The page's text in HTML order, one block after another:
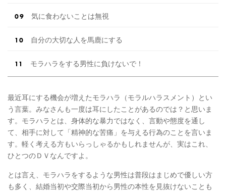
気に食わないことは無視
自分の大切な人を馬鹿にする
モラハラをする男性に負けないで！
最近耳にする機会が増えたモラハラ（モラルハラスメント）とい
う言葉。みなさんも一度は耳にしたことがあるのでは？と思いま
す。モラハラとは、身体的な暴力ではなく、言動や態度を通し
て、相手に対して「精神的な苦痛」を与える行為のことを言いま
す。軽く考える方もいらっしゃるかもしれませんが、実はこれ、
ひとつのＤＶなんですよ。
とは言え、モラハラをするような男性は普段はまじめで優しい方
も多く、結婚当初や交際当初から男性の本性を見抜けないことも